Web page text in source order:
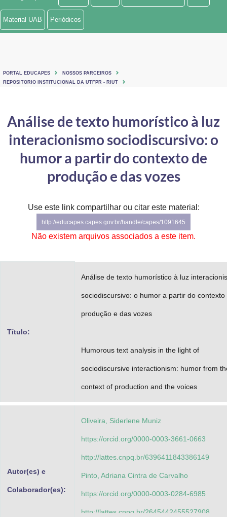
Ministério de Minas e Energia
Ministério do Turismo
Controladoria-Geral da União
Gabinete de Segurança Institucional
Advocacia-Geral da União
Material UAB Periódicos
PORTAL EDUCAPES
NOSSOS PARCEIROS
REPOSITORIO INSTITUCIONAL DA UTFPR - RIUT
Análise de texto humorístico à luz
interacionismo sociodiscursivo: o
humor a partir do contexto de
produção e das vozes
Use este link compartilhar ou citar este material:
http://educapes.capes.gov.br/handle/capes/1091645
Não existem arquivos associados a este item.
Título:
Análise de texto humorístico à luz
sociodiscursivo: o humor a partir do contexto
produção e das vozes
Humorous text analysis in the light of
sociodiscursive interactionism: humor from
context of production and the voices
Autor(es) e
Colaborador(es):
Oliveira, Siderlene Muniz
https://orcid.org/0000-0003-3661-0663
http://lattes.cnpq.br/6396411843386149
Pinto, Adriana Cintra de Carvalho
https://orcid.org/0000-0003-0284-6985
http://lattes.cnpq.br/2645442455527908